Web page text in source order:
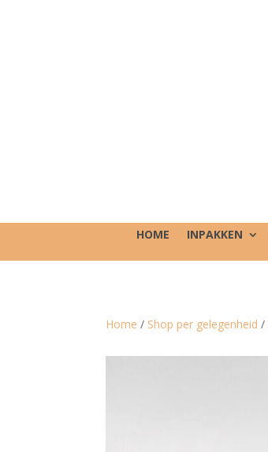
HOME INPAKKEN
Home / Shop per gelegenheid /